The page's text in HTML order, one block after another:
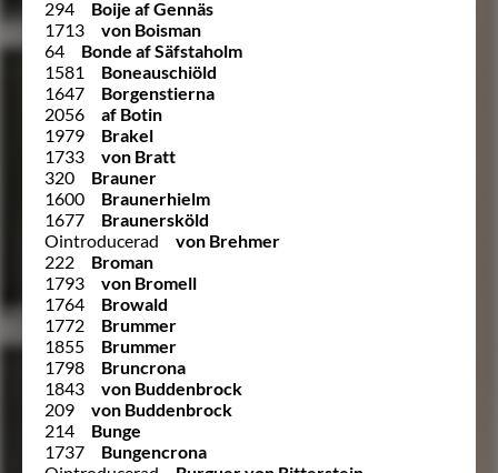
294
Boije af Gennäs
1713
von Boisman
64
Bonde af Säfstaholm
1581
Boneauschiöld
1647
Borgenstierna
2056
af Botin
1979
Brakel
1733
von Bratt
320
Brauner
1600
Braunerhielm
1677
Braunersköld
Ointroducerad
von Brehmer
222
Broman
1793
von Bromell
1764
Browald
1772
Brummer
1855
Brummer
1798
Bruncrona
1843
von Buddenbrock
209
von Buddenbrock
214
Bunge
1737
Bungencrona